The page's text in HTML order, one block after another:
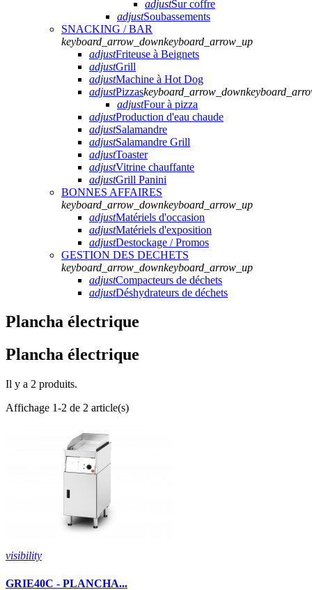
adjustSur coffre
adjustSoubassements
SNACKING / BAR
keyboard_arrow_downkeyboard_arrow_up
adjustFriteuse à Beignets
adjustGrill
adjustMachine à Hot Dog
adjustPizzaskeyboard_arrow_down
adjustFour à pizza
adjustProduction d'eau chaude
adjustSalamandre
adjustSalamandre Grill
adjustToaster
adjustVitrine chauffante
adjustGrill Panini
BONNES AFFAIRES
keyboard_arrow_downkeyboard_arrow_up
adjustMatériels d'occasion
adjustMatériels d'exposition
adjustDestockage / Promos
GESTION DES DECHETS
keyboard_arrow_downkeyboard_arrow_up
adjustCompacteurs de déchets
adjustDéshydrateurs de déchets
Plancha électrique
Plancha électrique
Il y a 2 produits.
Affichage 1-2 de 2 article(s)
visibility
GRIE40C - PLANCHA...